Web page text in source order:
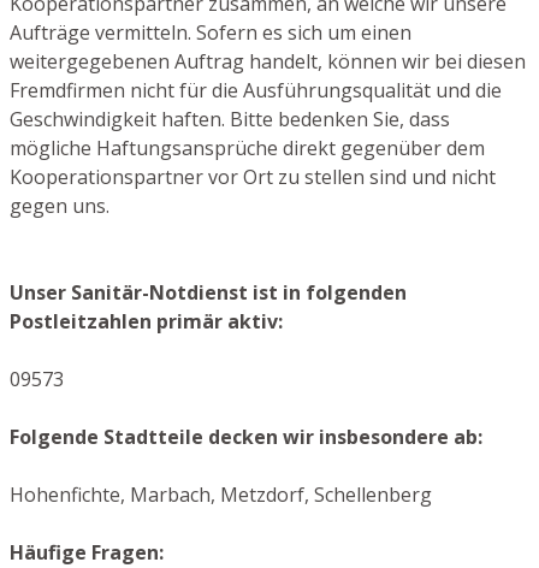
Aufträge vermitteln. Sofern es sich um einen
weitergegebenen Auftrag handelt, können wir bei diesen
Fremdfirmen nicht für die Ausführungsqualität und die
Geschwindigkeit haften. Bitte bedenken Sie, dass
mögliche Haftungsansprüche direkt gegenüber dem
Kooperationspartner vor Ort zu stellen sind und nicht
gegen uns.
Unser Sanitär-Notdienst ist in folgenden
Postleitzahlen primär aktiv:
09573
Folgende Stadtteile decken wir insbesondere ab:
Hohenfichte, Marbach, Metzdorf, Schellenberg
Häufige Fragen: